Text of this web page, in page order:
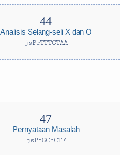
Analisis Selang-seli X dan O
jsPrTTTCTAA
Pernyataan Masalah
jsPrGChCTF